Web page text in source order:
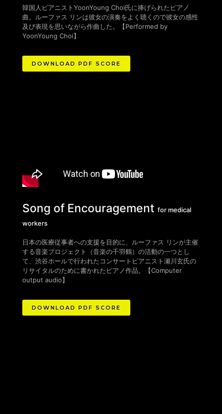
韓国人ピアニストYoonYoung Choi氏に捧げられたピアノ
曲。
ルーファス リンは彼女の演奏をよく聴くので彼女の感性
及び表現を思いながら作曲した。【Performed by
YoonYoung Choi】
DOWNLOAD PDF SCORE
Song of Encouragement for medical
workers
日本の医療従事者への支援を目的に、ルーファス リンが主催
する音楽プロジェクト（音楽の千羽鶴）の活動の一つとし
て、渋谷ホールで行われたコンサートピアニスト瀬川玄氏の
リサイタルのために書かれたピアノ作品。
【Computer
output audio】
DOWNLOAD PDF SCORE